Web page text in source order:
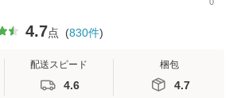
4.7点 (830件)
配送スピード
4.6
梱包
4.7